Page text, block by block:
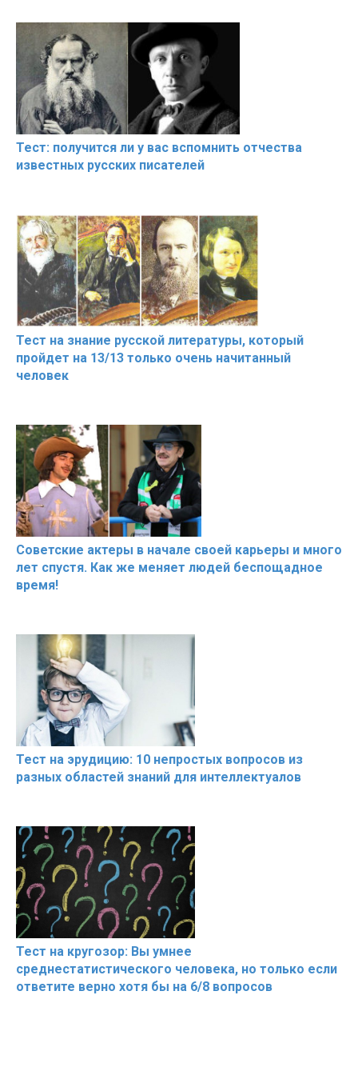
Тест: получится ли у вас вспомнить отчества
известных русских писателей
Тест на знание русской литературы, который
пройдет на 13/13 только очень начитанный
человек
Советские актеры в начале своей карьеры и много
лет спустя. Как же меняет людей беспощадное
время!
Тест на эрудицию: 10 непростых вопросов из
разных областей знаний для интеллектуалов
Тест на кругозор: Вы умнее
среднестатистического человека, но только если
ответите верно хотя бы на 6/8 вопросов